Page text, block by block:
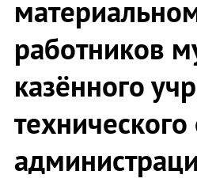
работников
казённого